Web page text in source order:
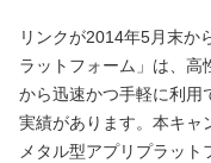
リンクが2014年5月末か
ラットフォーム」は、高
から迅速かつ手軽に利用
実績があります。本キャ
メタル型アプリプラット